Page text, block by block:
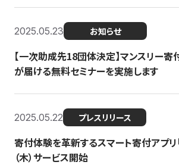
2025.05.23 お知らせ
【一次助成先18団体決定】マンスリー
が届ける無料セミナーを実施します
2025.05.22 プレスリリース
寄付体験を革新するスマート寄付アプリ
（木）サービス開始